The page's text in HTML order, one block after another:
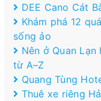
DEE Cano Cát
Khám phá 12
sống ảo
Nên ở Quan
từ A–Z
Quang Tùng
Thuê xe riêng